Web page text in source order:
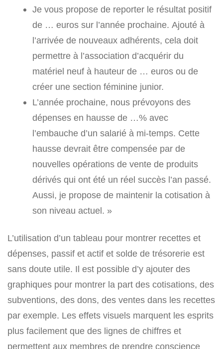
Je vous propose de reporter le résultat positif
de … euros sur l’année prochaine. Ajouté à
l’arrivée de nouveaux adhérents, cela doit
permettre à l’association d’acquérir du
matériel neuf à hauteur de … euros ou de
créer une section féminine junior.
L’année prochaine, nous prévoyons des
dépenses en hausse de …% avec
l’embauche d’un salarié à mi-temps. Cette
hausse devrait être compensée par de
nouvelles opérations de vente de produits
dérivés qui ont été un réel succès l’an passé.
Aussi, je propose de maintenir la cotisation à
son niveau actuel. »
L’utilisation d’un tableau pour montrer recettes et
dépenses, passif et actif et solde de trésorerie est
sans doute utile. Il est possible d’y ajouter des
graphiques pour montrer la part des cotisations, des
subventions, des dons, des ventes dans les recettes
par exemple. Les effets visuels marquent les esprits
plus facilement que des lignes de chiffres et
permettent aux membres de prendre conscience